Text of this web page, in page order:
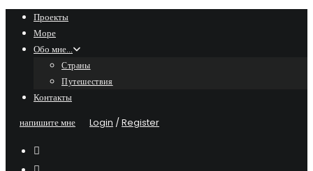
Skip
content
Проекты
Море
Обо мне…
Страны
Путешествия
Контакты
напишите мне
Login /Register